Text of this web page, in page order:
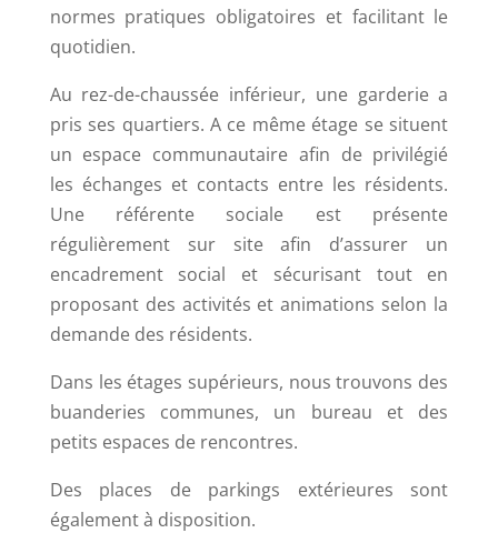
normes pratiques obligatoires et facilitant le
quotidien.
Au rez-de-chaussée inférieur, une garderie a
pris ses quartiers. A ce même étage se situent
un espace communautaire afin de privilégié
les échanges et contacts entre les résidents.
Une référente sociale est présente
régulièrement sur site afin d’assurer un
encadrement social et sécurisant tout en
proposant des activités et animations selon la
demande des résidents.
Dans les étages supérieurs, nous trouvons des
buanderies communes, un bureau et des
petits espaces de rencontres.
Des places de parkings extérieures sont
également à disposition.